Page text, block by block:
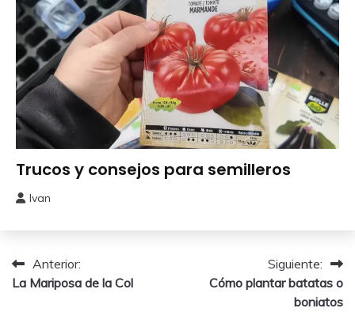
Comenzar
un Huerto
Trucos y consejos para semilleros
marzo,
Ivan
Navegación
de
Anterior:
La Mariposa de la Col
Siguiente:
Cómo plantar batatas o
boniatos